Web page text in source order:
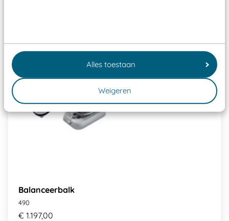
Alles toestaan
Weigeren
Balanceerbalk
490
€ 1.197,00